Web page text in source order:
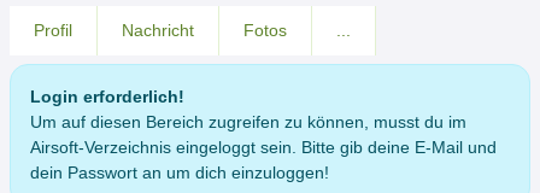
Profil Nachricht Fotos
Login erforderlich!
Um auf diesen Bereich zugreifen zu können, musst du im
Airsoft-Verzeichnis eingeloggt sein. Bitte gib deine E-Mail und
dein Passwort an um dich einzuloggen!